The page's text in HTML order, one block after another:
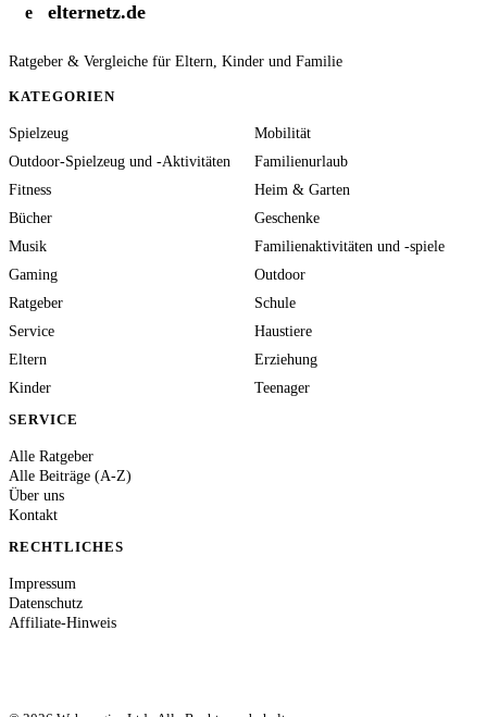
e elternetz.de
Ratgeber & Vergleiche für Eltern, Kinder und Familie
KATEGORIEN
Spielzeug
Mobilität
Outdoor-Spielzeug und -Aktivitäten
Familienurlaub
Fitness
Heim & Garten
Bücher
Geschenke
Musik
Familienaktivitäten und -spiele
Gaming
Outdoor
Ratgeber
Schule
Service
Haustiere
Eltern
Erziehung
Kinder
Teenager
SERVICE
Alle Ratgeber
Alle Beiträge (A-Z)
Über uns
Kontakt
RECHTLICHES
Impressum
Datenschutz
Affiliate-Hinweis